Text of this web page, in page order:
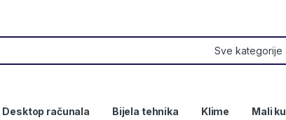
Desktop računala Bijela tehnika Klime Mali